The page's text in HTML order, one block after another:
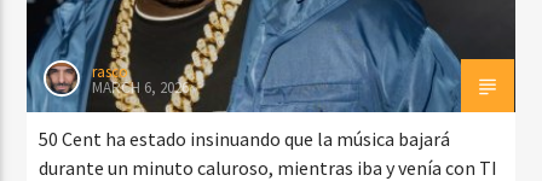
rasco
MARCH 6, 2026
50 Cent ha estado insinuando que la música bajará
durante un minuto caluroso, mientras iba y venía con TI